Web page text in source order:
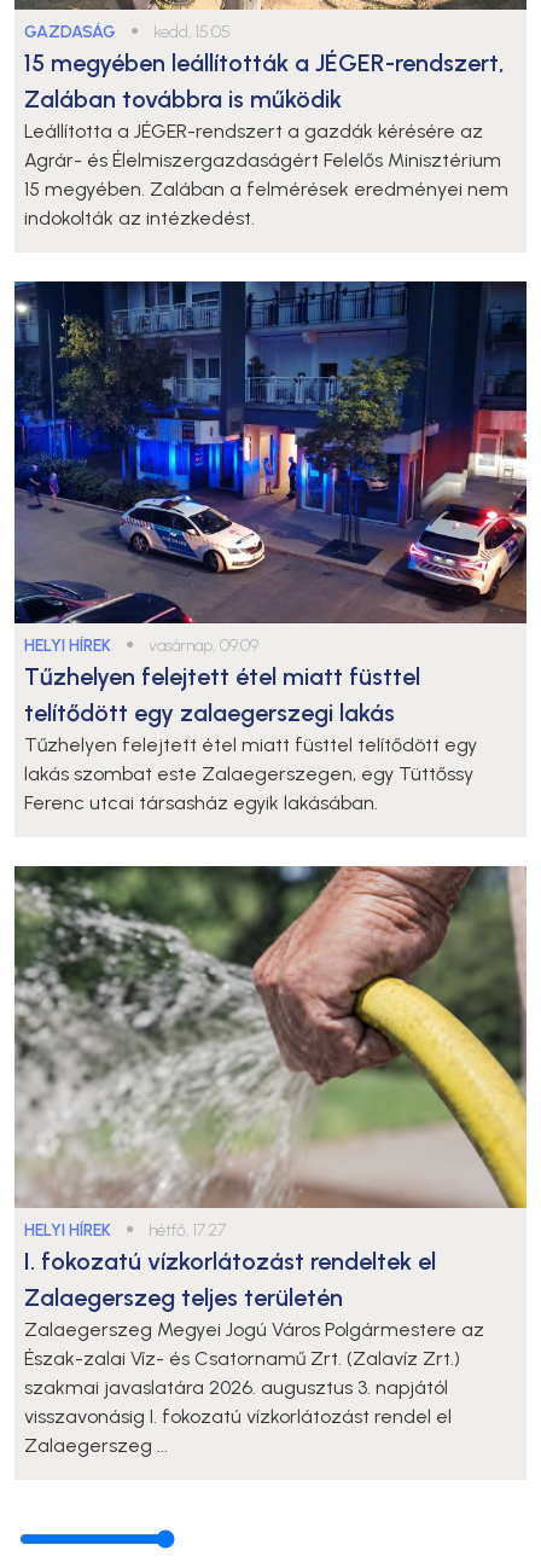
GAZDASÁG ● kedd, 15:05
15 megyében leállították a JÉGER-rendszert,
Zalában továbbra is működik
Leállította a JÉGER-rendszert a gazdák kérésére az
Agrár- és Élelmiszergazdaságért Felelős Minisztérium
15 megyében. Zalában a felmérések eredményei nem
indokolták az intézkedést.
HELYI HÍREK ● vasárnap, 09:09
Tűzhelyen felejtett étel miatt füsttel
telítődött egy zalaegerszegi lakás
Tűzhelyen felejtett étel miatt füsttel telítődött egy
lakás szombat este Zalaegerszegen, egy Tüttőssy
Ferenc utcai társasház egyik lakásában.
HELYI HÍREK ● hétfő, 17:27
I. fokozatú vízkorlátozást rendeltek el
Zalaegerszeg teljes területén
Zalaegerszeg Megyei Jogú Város Polgármestere az
Észak-zalai Víz- és Csatornamű Zrt. (Zalavíz Zrt.)
szakmai javaslatára 2026. augusztus 3. napjától
visszavonásig I. fokozatú vízkorlátozást rendel el
Zalaegerszeg ...